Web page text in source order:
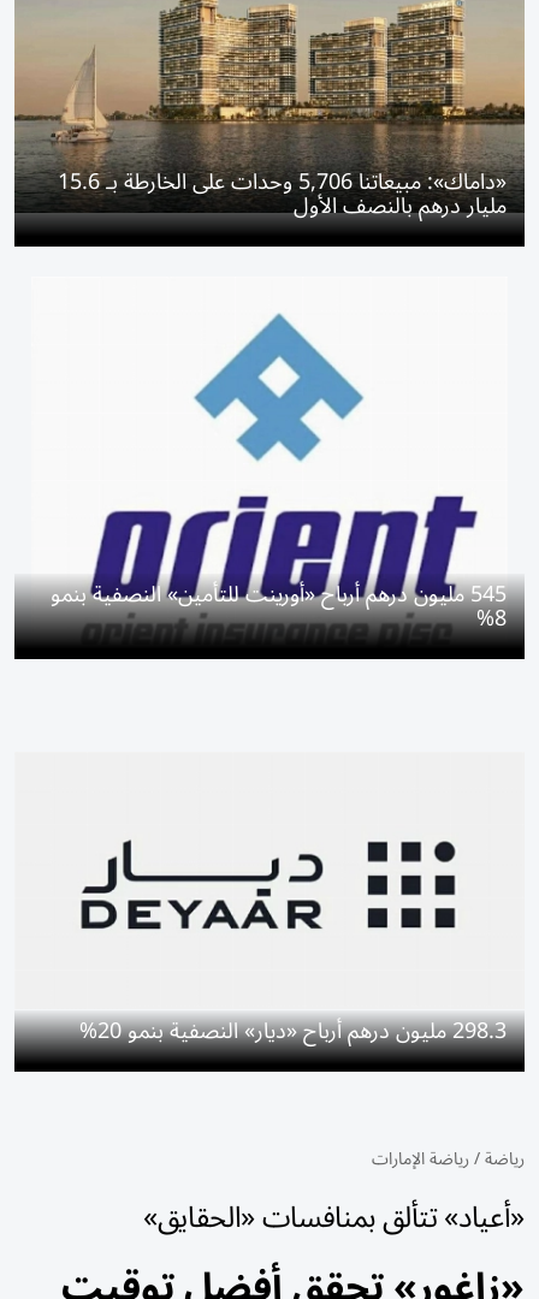
«داماك»: مبيعاتنا 5,706 وحدات على الخارطة بـ 15.6
مليار درهم بالنصف الأول
545 مليون درهم أرباح «أورينت للتأمين» النصفية بنمو
8%
298.3 مليون درهم أرباح «ديار» النصفية بنمو 20%
رياضة/رياضة الإمارات
«أعياد» تتألق بمنافسات «الحقايق»